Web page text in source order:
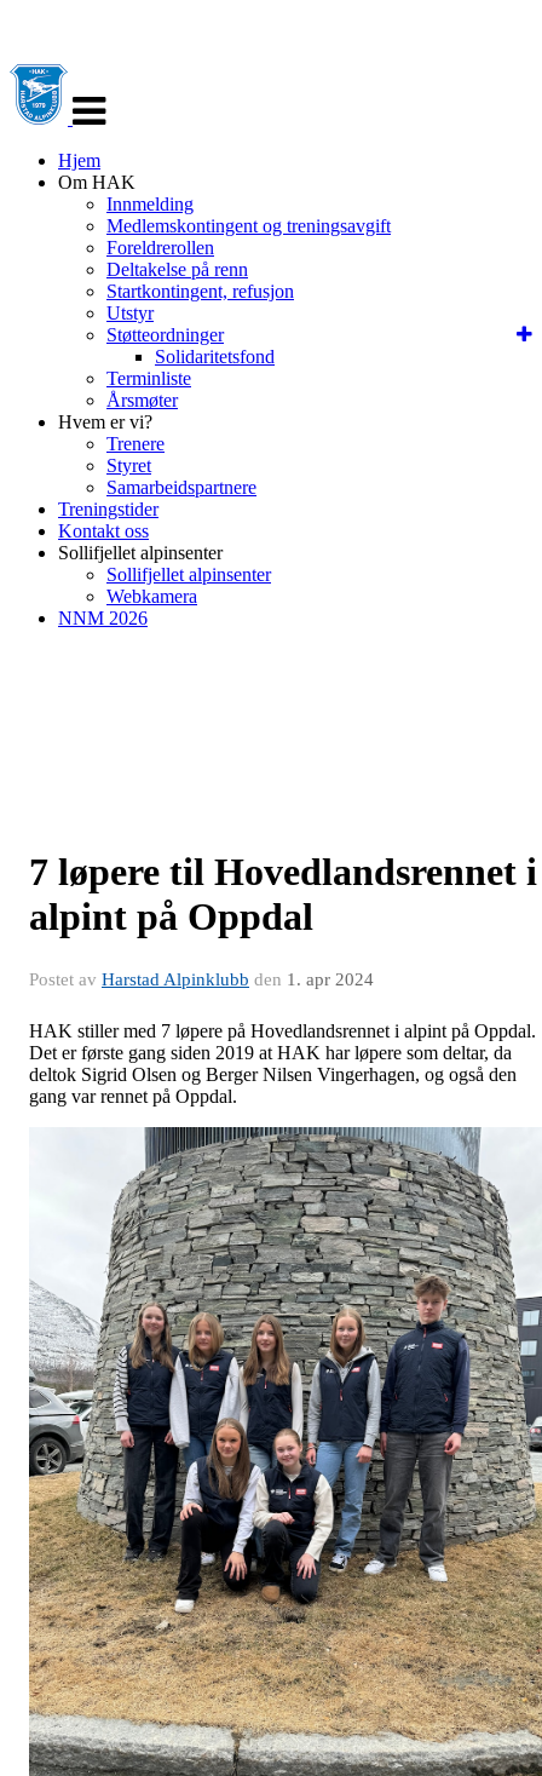
navigasjon
Hjem
Om HAK
Innmelding
Medlemskontingent og treningsavgift
Foreldrerollen
Deltakelse på renn
Startkontingent, refusjon
Utstyr
Støtteordninger
Solidaritetsfond
Terminliste
Årsmøter
Hvem er vi?
Trenere
Styret
Samarbeidspartnere
Treningstider
Kontakt oss
Sollifjellet alpinsenter
Sollifjellet alpinsenter
Webkamera
NNM 2026
7 løpere til Hovedlandsrennet i
alpint på Oppdal
Postet av Harstad Alpinklubb den 1. apr 2024
HAK stiller med 7 løpere på Hovedlandsrennet i alpint på Oppdal.
Det er første gang siden 2019 at HAK har løpere som deltar, da
deltok Sigrid Olsen og Berger Nilsen Vingerhagen, og også den
gang var rennet på Oppdal.